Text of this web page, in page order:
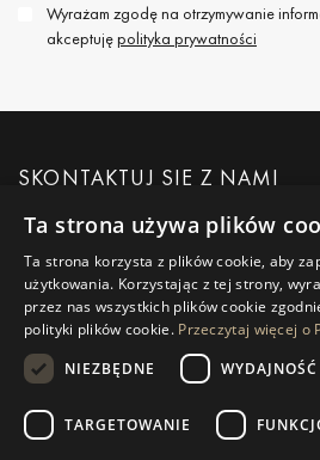
Wyrażam zgodę na otrzymywanie
akceptujępolityka prywatności
SKONTAKTUJ SIĘ Z NAMI
POPROŚ O WIĘCEJ
WIADOMOŚĆ DO NAS
NAWIGACJA
Ta strona używa plików
Ta strona korzysta z plików cookie, aby
użytkowania. Korzystając z tej strony,
przez nas wszystkich plików cookie
polityki plików cookie. Przeczytaj więcej o
NIEZBĘDNE
WYDAJNOŚĆ
TARGETOWANIE